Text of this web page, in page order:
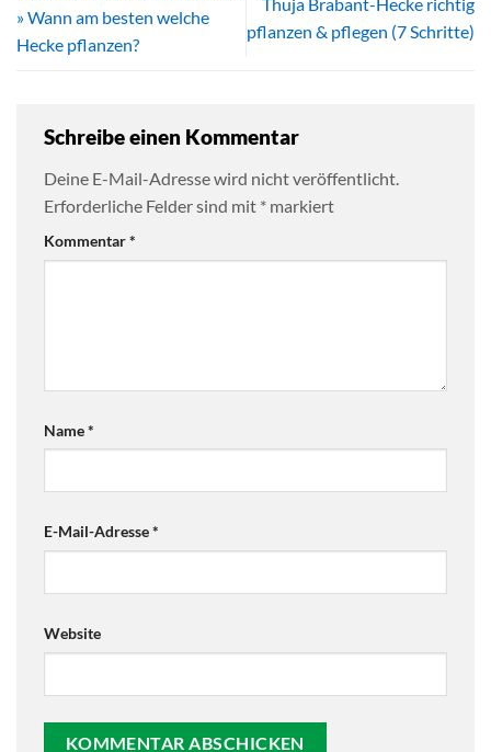
» Wann am besten welche
Hecke pflanzen?
pflanzen & pflegen (7 Schritte)
Schreibe einen Kommentar
Deine E-Mail-Adresse wird nicht veröffentlicht.
Erforderliche Felder sind mit * markiert
Kommentar*
Name*
E-Mail-Adresse*
Website